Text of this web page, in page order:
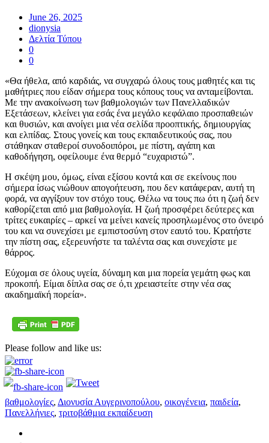
June 26, 2025
dionysia
Δελτία Τύπου
0
0
«Θα ήθελα, από καρδιάς, να συγχαρώ όλους τους μαθητές και τις
μαθήτριες που είδαν σήμερα τους κόπους τους να ανταμείβονται.
Με την ανακοίνωση των βαθμολογιών των Πανελλαδικών
Εξετάσεων, κλείνει για εσάς ένα μεγάλο κεφάλαιο προσπαθειών
και θυσιών, και ανοίγει μια νέα σελίδα προοπτικής, δημιουργίας
και ελπίδας. Στους γονείς και τους εκπαιδευτικούς σας, που
στάθηκαν σταθεροί συνοδοιπόροι, με πίστη, αγάπη και
καθοδήγηση, οφείλουμε ένα θερμό “ευχαριστώ”.
Η σκέψη μου, όμως, είναι εξίσου κοντά και σε εκείνους που
σήμερα ίσως νιώθουν απογοήτευση, που δεν κατάφεραν, αυτή τη
φορά, να αγγίξουν τον στόχο τους. Θέλω να τους πω ότι η ζωή δεν
καθορίζεται από μια βαθμολογία. Η ζωή προσφέρει δεύτερες και
τρίτες ευκαιρίες – αρκεί να μείνει κανείς προσηλωμένος στο όνειρό
του και να συνεχίσει με εμπιστοσύνη στον εαυτό του. Κρατήστε
την πίστη σας, εξερευνήστε τα ταλέντα σας και συνεχίστε με
θάρρος.
Εύχομαι σε όλους υγεία, δύναμη και μια πορεία γεμάτη φως και
προκοπή. Είμαι δίπλα σας σε ό,τι χρειαστείτε στην νέα σας
ακαδημαϊκή πορεία».
Please follow and like us:
βαθμολογίες, Διονυσία Αυγερινοπούλου, οικογένεια, παιδεία,
Πανελλήνιες, τριτοβάθμια εκπαίδευση